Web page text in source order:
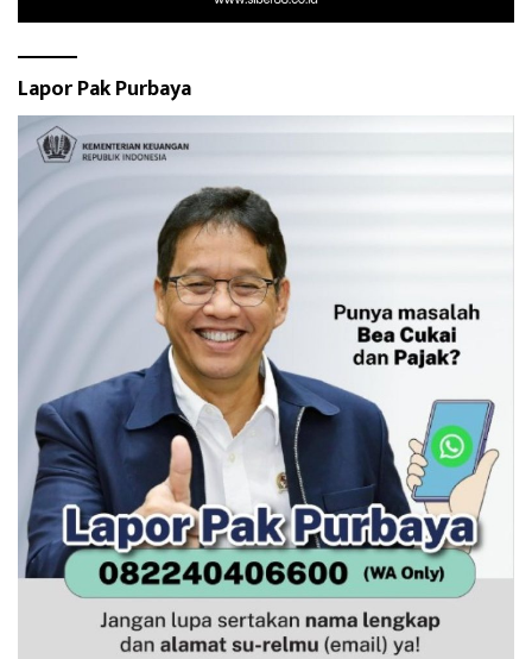
Lapor Pak Purbaya